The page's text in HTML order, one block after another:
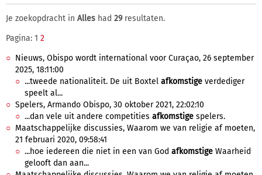
Je zoekopdracht in Alles had 29resultaten.
Pagina: 1 2
Nieuws, Obispo wordt international voor Curaçao, 26 september
2025, 18:11:00
...tweede nationaliteit. De uit Boxtel afkomstige verdediger
speelt al...
Spelers, Armando Obispo, 30 oktober 2021, 22:02:10
...dan vele uit andere competities afkomstige spelers.
Maatschappelijke discussies, Waarom we van religie af moeten,
21 februari 2020, 09:58:41
...hoe iedereen die niet in een van God afkomstige Waarheid
gelooft dan aan...